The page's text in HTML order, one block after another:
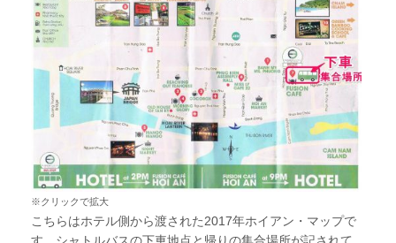
※クリックで拡大
こちらはホテル側から渡された2017年ホイアン・マップで